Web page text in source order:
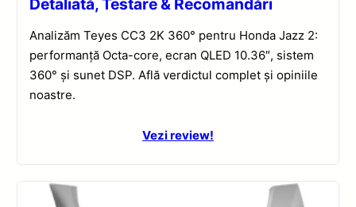
Detaliată, Testare & Recomandări
Analizăm Teyes CC3 2K 360° pentru Honda Jazz 2:
performanță Octa-core, ecran QLED 10.36″, sistem
360° și sunet DSP. Află verdictul complet și opiniile
noastre.
Vezi review!